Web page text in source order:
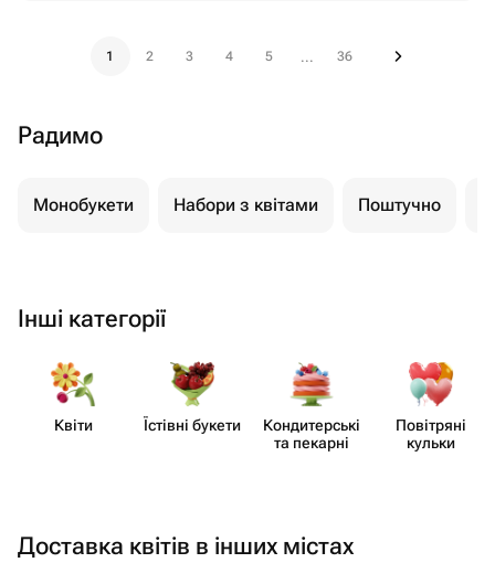
1 2 3 4 5 ... 36
Радимо
Монобукети Набори з квітами Поштучно
Інші категорії
Квіти Їстівні букети
Кондит​ерські
та пекарні
Повітряні
кульки
Доставка квітів в інших містах